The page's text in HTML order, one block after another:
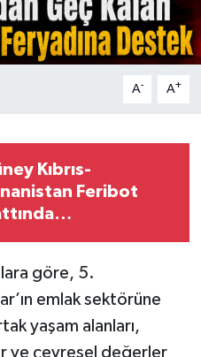
A- A+
Kıbrıs-
Feribot
göre, 5.
emlak sektörüne
yaşam alanları,
ve çevresel değerler